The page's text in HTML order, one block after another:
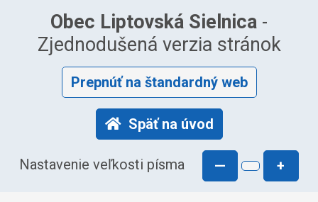
Obec Liptovská Sielnica -
Zjednodušená verzia stránok
Prepnúť na štandardný web
Späť na úvod
Nastavenie veľkosti písma — +